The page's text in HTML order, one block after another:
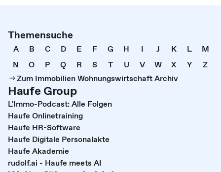
Themensuche
A B C D E F G H I J K L
M
N
O P Q R S T U V W X Y
Z
Zum Immobilien Wohnungswirtschaft Archiv
Haufe Group
L'Immo-Podcast: Alle Folgen
Haufe Onlinetraining
Haufe HR-Software
Haufe Digitale Personalakte
Haufe Akademie
rudolf.ai - Haufe meets AI